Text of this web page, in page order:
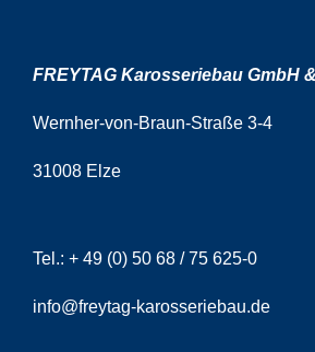
FREYTAG Karosseriebau GmbH
Wernher-von-Braun-Straße 3-4
31008 Elze
Tel.: + 49 (0) 50 68 / 75 625-0
info@freytag-karosseriebau.de